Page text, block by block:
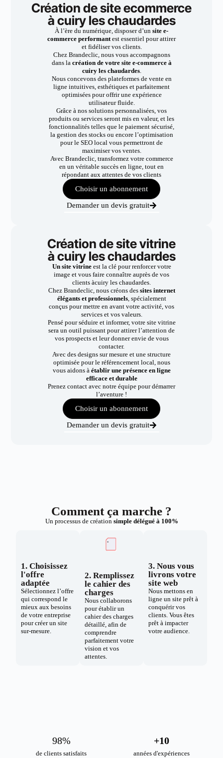
Création de site ecommerce
à cuiry les chaudardes
À l’ère du numérique, disposer d’un site e-
commerce performantest essentiel pour attirer
et fidéliser vos clients.
Chez Brandeclic, nous vous accompagnons
dans la création de votre site e-commerce à
cuiry les chaudardes.
Nous concevons des plateformes de vente en
ligne intuitives, esthétiques et parfaitement
optimisées pour offrir une expérience
utilisateur fluide.
Grâce à nos solutions personnalisées, vos
produits ou services seront mis en valeur, et les
fonctionnalités telles que le paiement sécurisé,
la gestion des stocks ou encore l’optimisation
pour le SEO local vous permettront de
maximiser vos ventes.
Avec Brandeclic, transformez votre commerce
en un véritable succès en ligne, tout en
répondant aux attentes de vos clients
Choisir un abonnement
Demander un devis gratuit
Création de site vitrine
à cuiry les chaudardes
Un site vitrineest la clé pour renforcer votre
image et vous faire connaître auprès de vos
clients àcuiry les chaudardes.
Chez Brandeclic, nous créons dessites internet
élégants et professionnels, spécialement
conçus pour mettre en avant votre activité, vos
services et vos valeurs.
Pensé pour séduire et informer, votre site vitrine
sera un outil puissant pour attirer l’attention de
vos prospects et leur donner envie de vous
contacter.
Avec des designs sur mesure et une structure
optimisée pour le référencement local, nous
vous aidons à établir une présence en ligne
efficace et durable
Prenez contact avec notre équipe pour démarrer
l’aventure !
Choisir un abonnement
Demander un devis gratuit
Comment ça marche ?
Un processus de création simple délégué à 100%
1. Choisissez
l'offre
adaptée
Sélectionnez l’offre
qui correspond le
mieux aux besoins
de votre entreprise
pour créer un site
sur-mesure.
2. Remplissez
le cahier des
charges
Nous collaborons
pour établir un
cahier des charges
détaillé, afin de
comprendre
parfaitement votre
vision et vos
attentes.
3. Nous vous
livrons votre
site web
Nous mettons en
ligne un site prêt à
conquérir vos
clients. Vous êtes
prêt à impacter
votre audience.
de clients satisfaits
98%
années d'expériences
+10